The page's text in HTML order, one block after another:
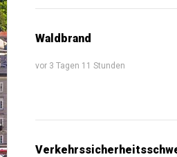
Waldbrand
vor 3 Tagen 11 Stunden